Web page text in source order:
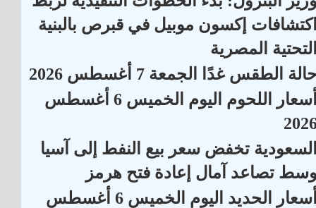
إكسون موبيل في قبرص بالبنية
المصرية
الطقس غدًا الجمعة 7 أغسطس 2026
أسعار اللحوم اليوم الخميس 6 أغسطس
تخفض سعر بيع النفط إلى آسيا
تصاعد آمال إعادة فتح هرمز
الحديد اليوم الخميس 6 أغسطس